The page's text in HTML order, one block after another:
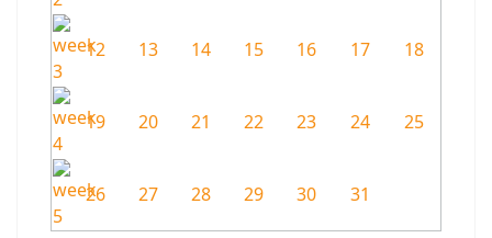
12 13 14 15 16 17 18
19 20 21 22 23 24 25
26 27 28 29 30 31